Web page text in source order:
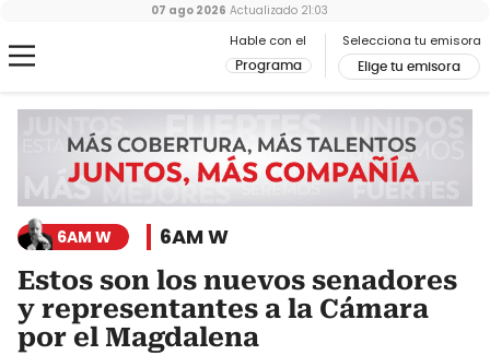
Hable con el
Programa
Selecciona tu emisora
Elige tu emisora
07 ago 2026 Actualizado 21:03
6AM W 6AM W
Estos son los nuevos senadores
y representantes a la Cámara
por el Magdalena